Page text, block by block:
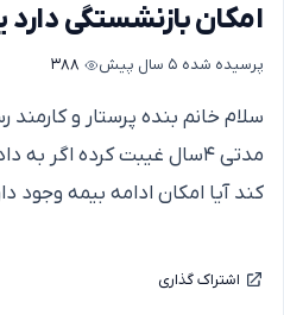
امکان بازنشستگی دارد
پرسیده شده ۵ سال پیش ۳۸۸
سلام خانم بنده پرستار و
مدتی ۴سال غیبت کرده اگر
کند آیا امکان ادامه بیمه وجود دارد؟
اشتراک گذاری